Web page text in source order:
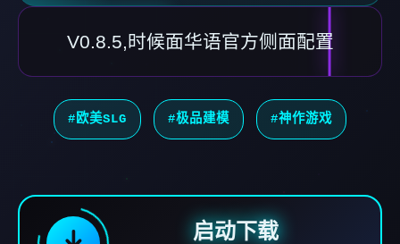
V0.8.5,时候面华语官方侧面配置
#欧美SLG #极品建模 #神作游戏
启动下载